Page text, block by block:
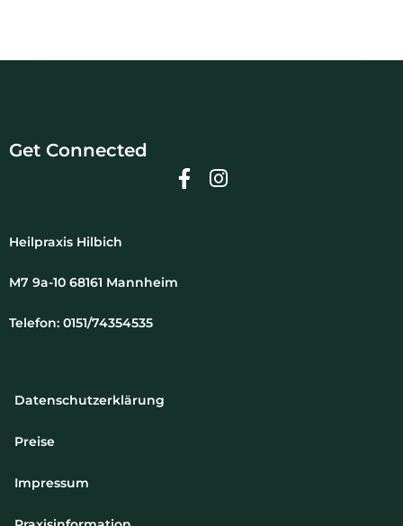
Get Connected
Heilpraxis Hilbich
M7 9a-10 68161 Mannheim
Telefon: 0151/74354535
Datenschutzerklärung
Preise
Impressum